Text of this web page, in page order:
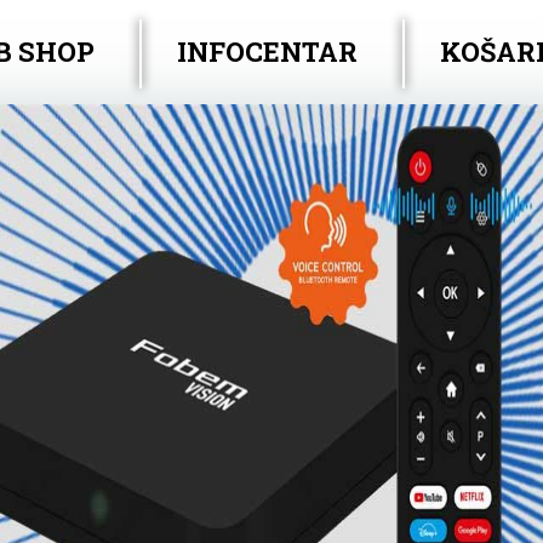
SHOP INFOCENTAR